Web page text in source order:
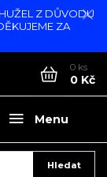
Z DŮVODU
ZA
Menu
Hledat
0 ks
0 Kč